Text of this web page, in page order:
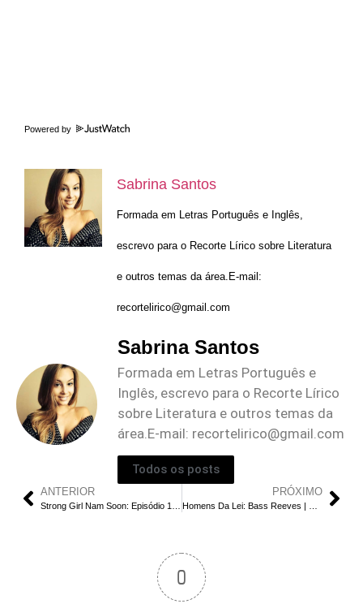
Powered by
Sabrina Santos
Formada em Letras Português e Inglês,
escrevo para o Recorte Lírico sobre Literatura
e outros temas da área.E-mail:
recortelirico@gmail.com
Sabrina Santos
Formada em Letras Português e
Inglês, escrevo para o Recorte Lírico
sobre Literatura e outros temas da
área.E-mail: recortelirico@gmail.com
Todos os posts
ANTERIOR PRÓXIMO
0